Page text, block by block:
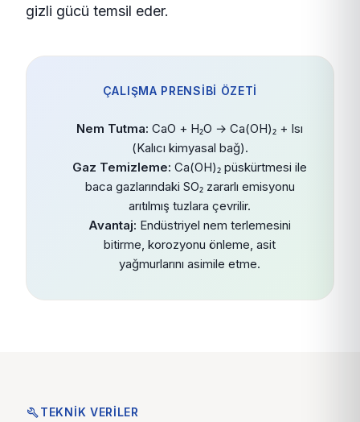
gizli gücü temsil eder.
ÇALIŞMA PRENSİBİ ÖZETİ
Nem Tutma: CaO + H₂O → Ca(OH)₂ + Isı
(Kalıcı kimyasal bağ).
Gaz Temizleme: Ca(OH)₂ püskürtmesi ile
baca gazlarındaki SO₂ zararlı emisyonu
arıtılmış tuzlara çevrilir.
Avantaj: Endüstriyel nem terlemesini
bitirme, korozyonu önleme, asit
yağmurlarını asimile etme.
buildTEKNIK VERILER